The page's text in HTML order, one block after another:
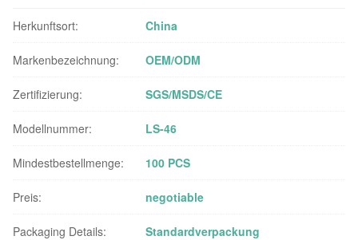
Herkunftsort: China
Markenbezeichnung: OEM/ODM
Zertifizierung: SGS/MSDS/CE
Modellnummer: LS-46
Mindestbestellmenge: 100 PCS
Preis: negotiable
Packaging Details: Standardverpackung